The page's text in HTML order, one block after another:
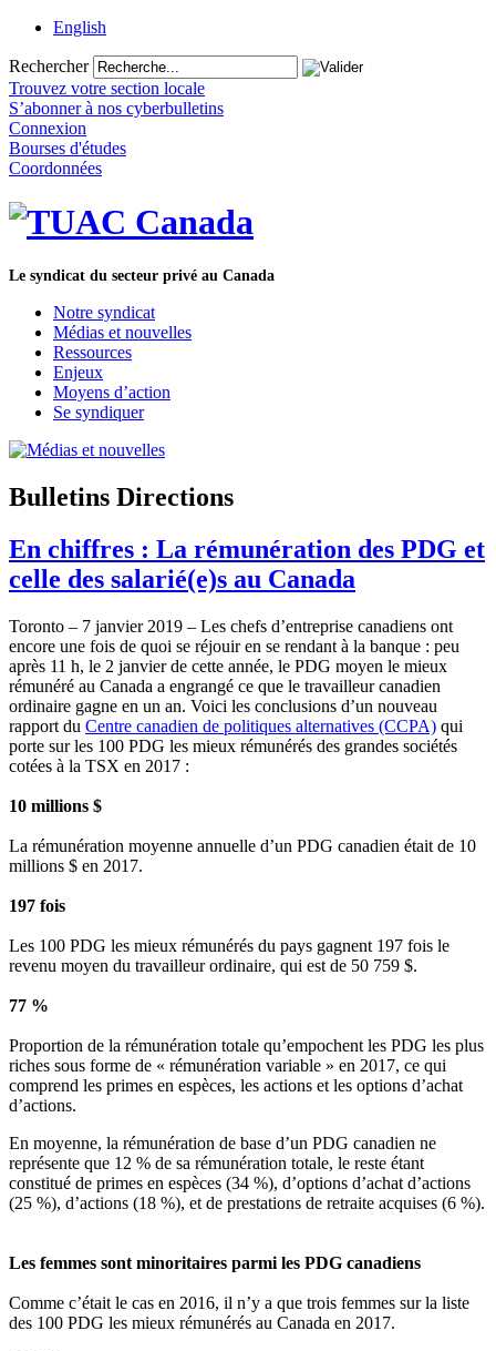
English
Rechercher
Trouvez votre section locale
S’abonner à nos cyberbulletins
Connexion
Bourses d'études
Coordonnées
Le syndicat du secteur privé au Canada
Notre syndicat
Médias et nouvelles
Ressources
Enjeux
Moyens d’action
Se syndiquer
Bulletins Directions
En chiffres : La rémunération des PDG et
celle des salarié(e)s au Canada
Toronto – 7 janvier 2019 – Les chefs d’entreprise canadiens ont
encore une fois de quoi se réjouir en se rendant à la banque : peu
après 11 h, le 2 janvier de cette année, le PDG moyen le mieux
rémunéré au Canada a engrangé ce que le travailleur canadien
ordinaire gagne en un an. Voici les conclusions d’un nouveau
rapport du Centre canadien de politiques alternatives (CCPA) qui
porte sur les 100 PDG les mieux rémunérés des grandes sociétés
cotées à la TSX en 2017 :
10 millions $
La rémunération moyenne annuelle d’un PDG canadien était de 10
millions $ en 2017.
197 fois
Les 100 PDG les mieux rémunérés du pays gagnent 197 fois le
revenu moyen du travailleur ordinaire, qui est de 50 759 $.
77 %
Proportion de la rémunération totale qu’empochent les PDG les plus
riches sous forme de « rémunération variable » en 2017, ce qui
comprend les primes en espèces, les actions et les options d’achat
d’actions.
En moyenne, la rémunération de base d’un PDG canadien ne
représente que 12 % de sa rémunération totale, le reste étant
constitué de primes en espèces (34 %), d’options d’achat d’actions
(25 %), d’actions (18 %), et de prestations de retraite acquises (6 %).
Les femmes sont minoritaires parmi les PDG canadiens
Comme c’était le cas en 2016, il n’y a que trois femmes sur la liste
des 100 PDG les mieux rémunérés au Canada en 2017.